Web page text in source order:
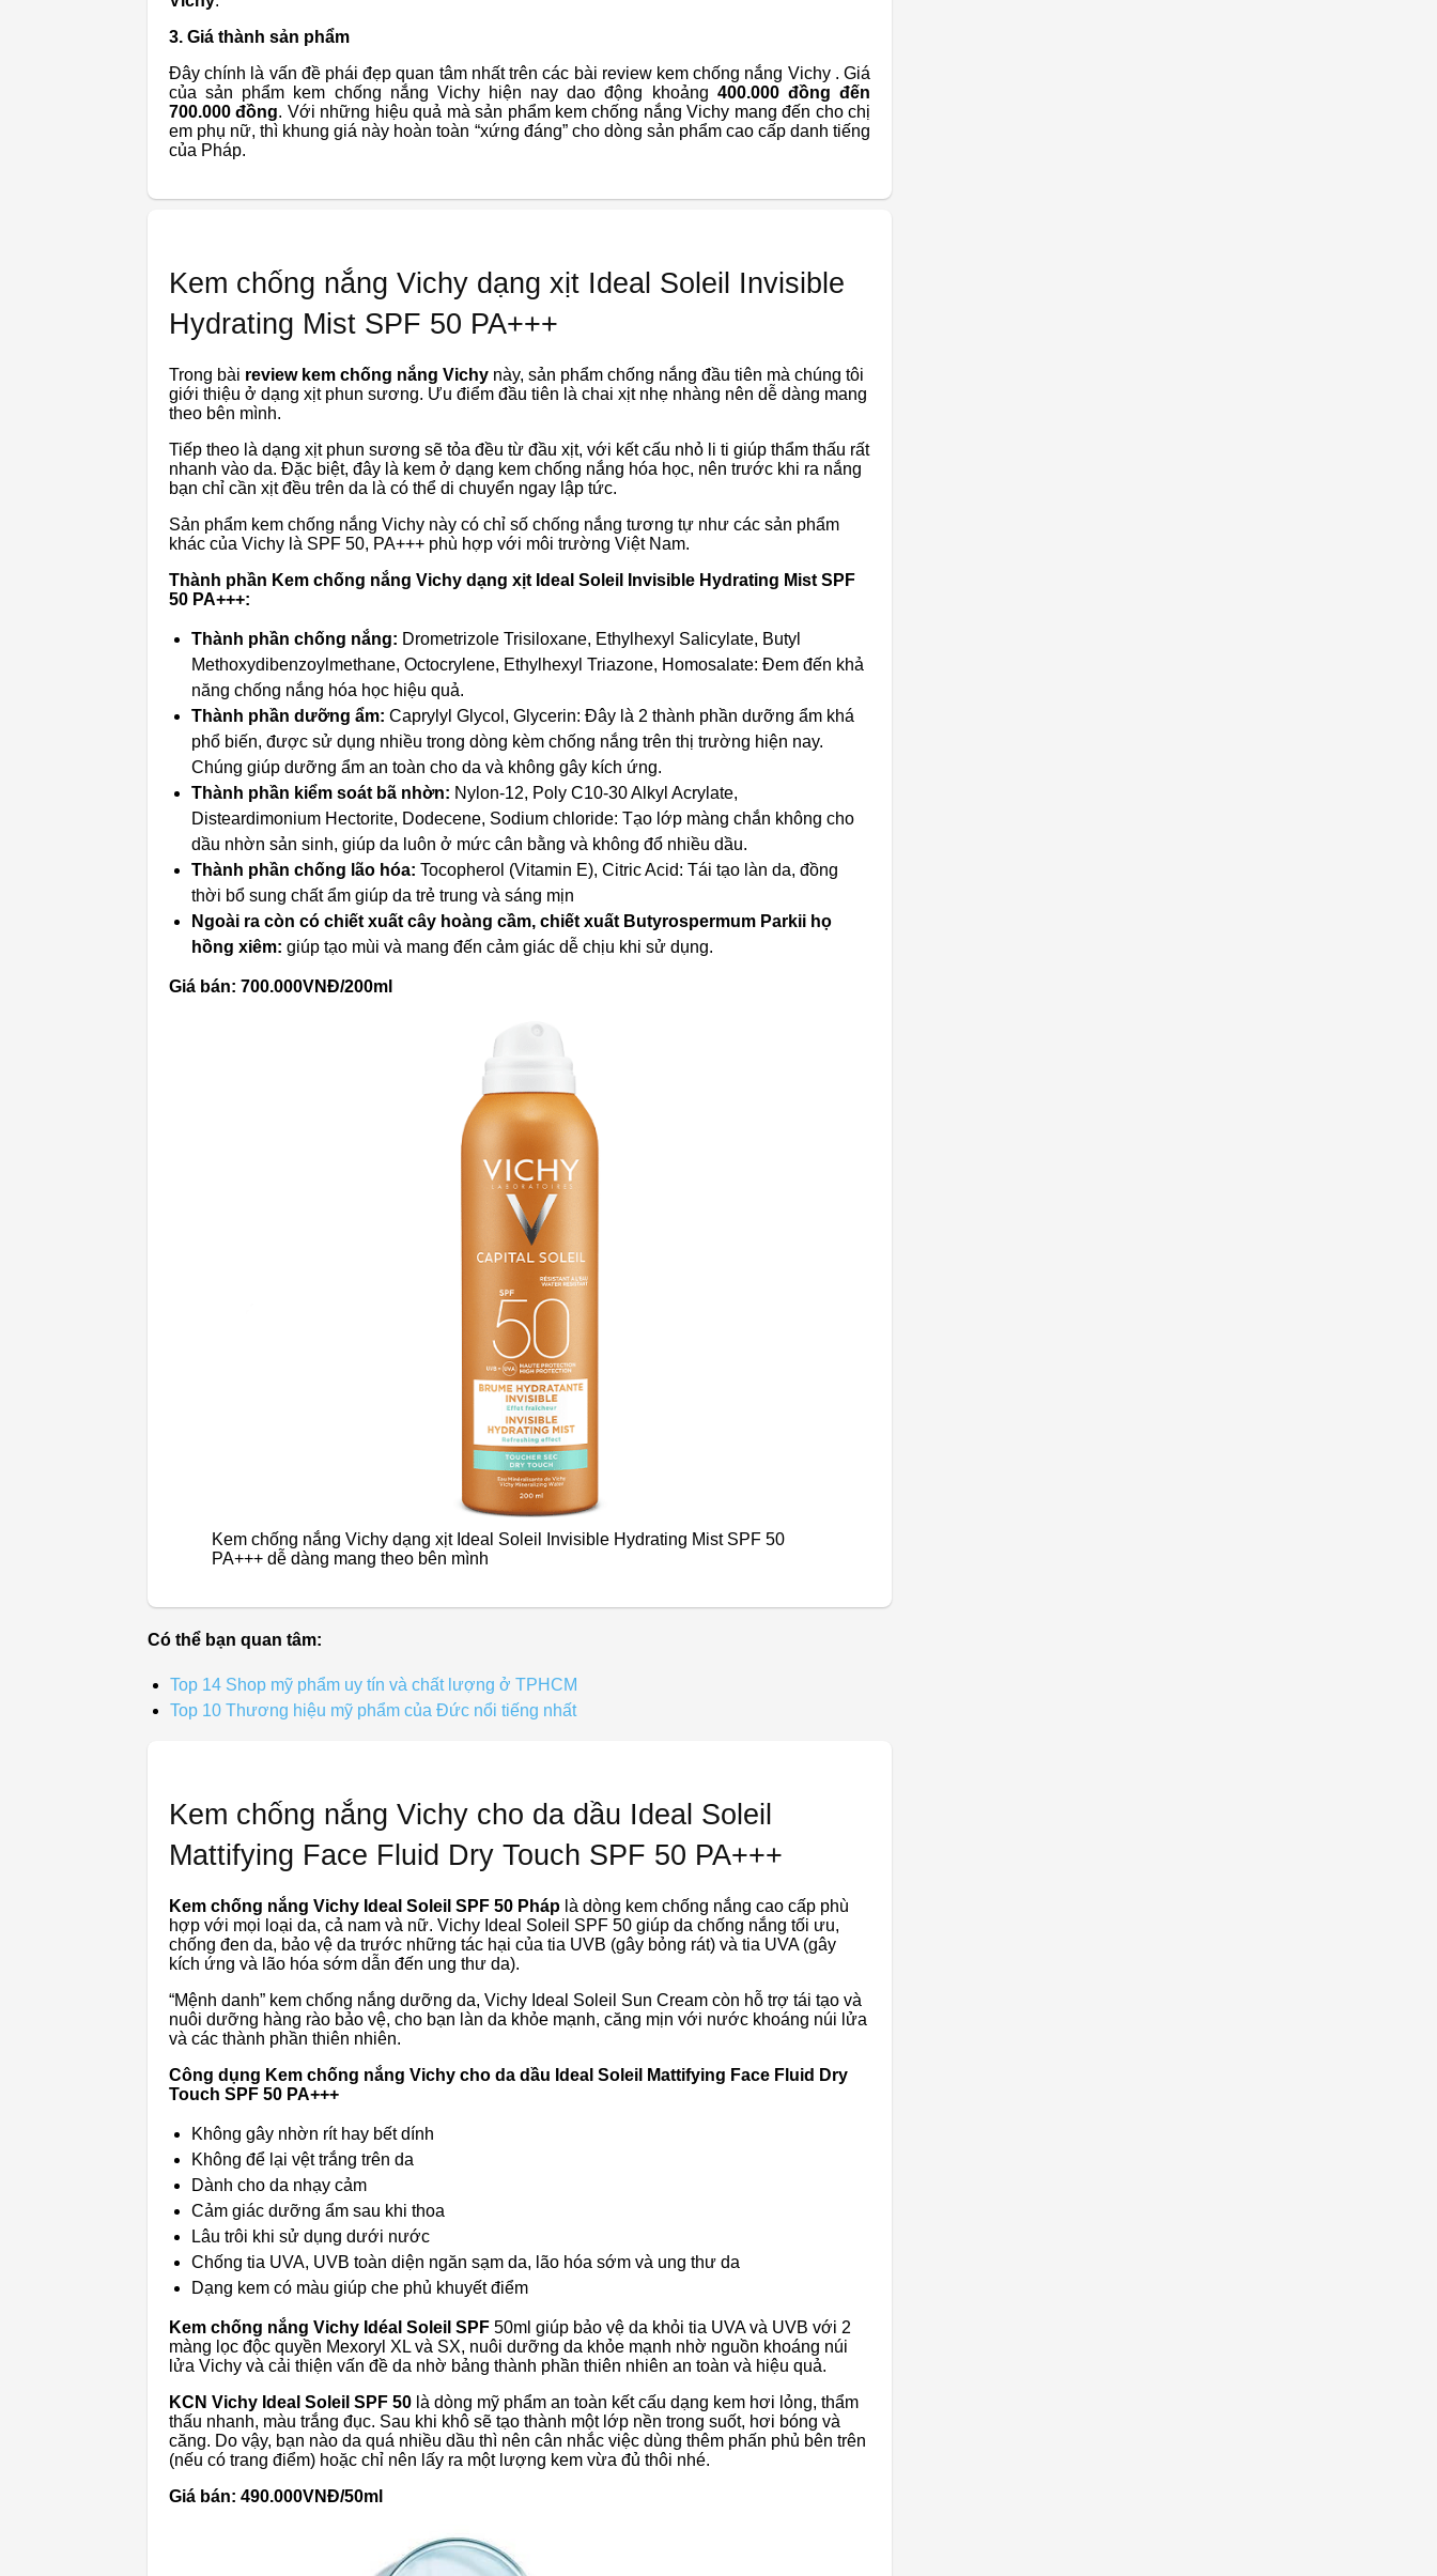
3. Giá thành sản phẩm
Đây chính là vấn đề phái đẹp quan tâm nhất trên các bài review kem chống nắng Vichy . Giá
của sản phẩm kem chống nắng Vichy hiện nay dao động khoảng 400.000 đồng đến
700.000 đồng. Với những hiệu quả mà sản phẩm kem chống nắng Vichy mang đến cho chị
em phụ nữ, thì khung giá này hoàn toàn “xứng đáng” cho dòng sản phẩm cao cấp danh tiếng
của Pháp.
Kem chống nắng Vichy dạng xịt Ideal Soleil Invisible
Hydrating Mist SPF 50 PA+++
Trong bài review kem chống nắng Vichy này, sản phẩm chống nắng đầu tiên mà chúng tôi
giới thiệu ở dạng xịt phun sương. Ưu điểm đầu tiên là chai xịt nhẹ nhàng nên dễ dàng mang
theo bên mình.
Tiếp theo là dạng xịt phun sương sẽ tỏa đều từ đầu xịt, với kết cấu nhỏ li ti giúp thẩm thấu rất
nhanh vào da. Đặc biệt, đây là kem ở dạng kem chống nắng hóa học, nên trước khi ra nắng
bạn chỉ cần xịt đều trên da là có thể di chuyển ngay lập tức.
Sản phẩm kem chống nắng Vichy này có chỉ số chống nắng tương tự như các sản phẩm
khác của Vichy là SPF 50, PA+++ phù hợp với môi trường Việt Nam.
Thành phần Kem chống nắng Vichy dạng xịt Ideal Soleil Invisible Hydrating Mist SPF
50 PA+++:
Thành phần chống nắng: Drometrizole Trisiloxane, Ethylhexyl Salicylate, Butyl
Methoxydibenzoylmethane, Octocrylene, Ethylhexyl Triazone, Homosalate: Đem đến khả
năng chống nắng hóa học hiệu quả.
Thành phần dưỡng ẩm: Caprylyl Glycol, Glycerin: Đây là 2 thành phần dưỡng ẩm khá
phổ biến, được sử dụng nhiều trong dòng kèm chống nắng trên thị trường hiện nay.
Chúng giúp dưỡng ẩm an toàn cho da và không gây kích ứng.
Thành phần kiểm soát bã nhờn: Nylon-12, Poly C10-30 Alkyl Acrylate,
Disteardimonium Hectorite, Dodecene, Sodium chloride: Tạo lớp màng chắn không cho
dầu nhờn sản sinh, giúp da luôn ở mức cân bằng và không đổ nhiều dầu.
Thành phần chống lão hóa: Tocopherol (Vitamin E), Citric Acid: Tái tạo làn da, đồng
thời bổ sung chất ẩm giúp da trẻ trung và sáng mịn
Ngoài ra còn có chiết xuất cây hoàng cầm, chiết xuất Butyrospermum Parkii họ
hồng xiêm: giúp tạo mùi và mang đến cảm giác dễ chịu khi sử dụng.
Giá bán: 700.000VNĐ/200ml
Kem chống nắng Vichy dạng xịt Ideal Soleil Invisible Hydrating Mist SPF 50
PA+++ dễ dàng mang theo bên mình
Có thể bạn quan tâm:
Top 14 Shop mỹ phẩm uy tín và chất lượng ở TPHCM
Top 10 Thương hiệu mỹ phẩm của Đức nổi tiếng nhất
Kem chống nắng Vichy cho da dầu Ideal Soleil
Mattifying Face Fluid Dry Touch SPF 50 PA+++
Kem chống nắng Vichy Ideal Soleil SPF 50 Pháp là dòng kem chống nắng cao cấp phù
hợp với mọi loại da, cả nam và nữ. Vichy Ideal Soleil SPF 50 giúp da chống nắng tối ưu,
chống đen da, bảo vệ da trước những tác hại của tia UVB (gây bỏng rát) và tia UVA (gây
kích ứng và lão hóa sớm dẫn đến ung thư da).
“Mệnh danh” kem chống nắng dưỡng da, Vichy Ideal Soleil Sun Cream còn hỗ trợ tái tạo và
nuôi dưỡng hàng rào bảo vệ, cho bạn làn da khỏe mạnh, căng mịn với nước khoáng núi lửa
và các thành phần thiên nhiên.
Công dụng Kem chống nắng Vichy cho da dầu Ideal Soleil Mattifying Face Fluid Dry
Touch SPF 50 PA+++
Không gây nhờn rít hay bết dính
Không để lại vệt trắng trên da
Dành cho da nhạy cảm
Cảm giác dưỡng ẩm sau khi thoa
Lâu trôi khi sử dụng dưới nước
Chống tia UVA, UVB toàn diện ngăn sạm da, lão hóa sớm và ung thư da
Dạng kem có màu giúp che phủ khuyết điểm
Kem chống nắng Vichy Idéal Soleil SPF 50ml giúp bảo vệ da khỏi tia UVA và UVB với 2
màng lọc độc quyền Mexoryl XL và SX, nuôi dưỡng da khỏe mạnh nhờ nguồn khoáng núi
lửa Vichy và cải thiện vấn đề da nhờ bảng thành phần thiên nhiên an toàn và hiệu quả.
KCN Vichy Ideal Soleil SPF 50 là dòng mỹ phẩm an toàn kết cấu dạng kem hơi lỏng, thẩm
thấu nhanh, màu trắng đục. Sau khi khô sẽ tạo thành một lớp nền trong suốt, hơi bóng và
căng. Do vậy, bạn nào da quá nhiều dầu thì nên cân nhắc việc dùng thêm phấn phủ bên trên
(nếu có trang điểm) hoặc chỉ nên lấy ra một lượng kem vừa đủ thôi nhé.
Giá bán: 490.000VNĐ/50ml